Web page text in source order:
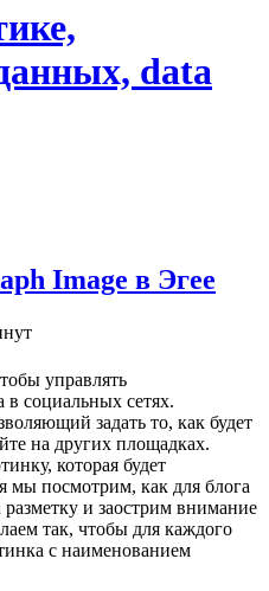
data
Image в Эгее
управлять
в социальных сетях.
задать то, как будет
на других площадках.
которая будет
мы посмотрим, как для блога
и заострим внимание
так, чтобы для каждого
с наименованием